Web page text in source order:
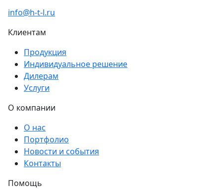
info@h-t-l.ru
Клиентам
Продукция
Индивидуальное решение
Дилерам
Услуги
О компании
О нас
Портфолио
Новости и события
Контакты
Помощь